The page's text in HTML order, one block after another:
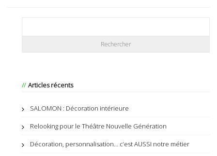
Articles récents
SALOMON : Décoration intérieure
Relooking pour le Théâtre Nouvelle Génération
Décoration, personnalisation… c’est AUSSI notre métier